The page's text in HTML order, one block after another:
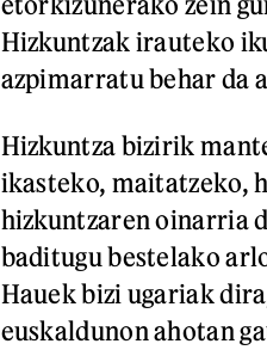
Hizkuntzak irauteko
azpimarratu behar da
Hizkuntza bizirik
ikasteko, maitatzeko,
hizkuntzaren oinarria
baditugu bestelako
Hauek bizi ugariak
euskaldunon ahotan